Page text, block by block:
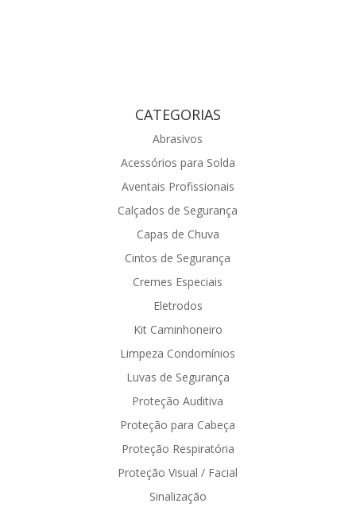
CATEGORIAS
Abrasivos
Acessórios para Solda
Aventais Profissionais
Calçados de Segurança
Capas de Chuva
Cintos de Segurança
Cremes Especiais
Eletrodos
Kit Caminhoneiro
Limpeza Condomínios
Luvas de Segurança
Proteção Auditiva
Proteção para Cabeça
Proteção Respiratória
Proteção Visual / Facial
Sinalização